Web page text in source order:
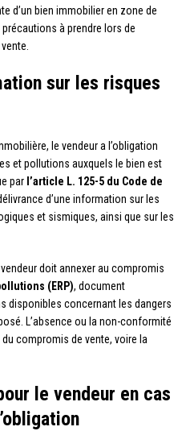
d’un bien immobilier en zone de
à prendre lors de
sur les risques
le vendeur a l’obligation
et pollutions auxquels le bien est
par l’article L. 125-5 du Code de
d’une information sur les
et sismiques, ainsi que sur les
doit annexer au compromis
(ERP), document
disponibles concernant les dangers
L’absence ou la non-conformité
compromis de vente, voire la
le vendeur en cas